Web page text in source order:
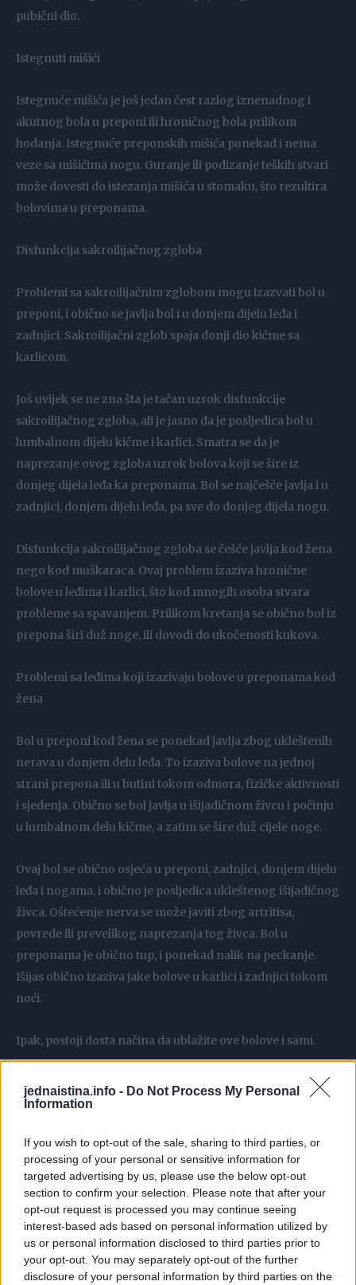
jednaistina.info - Do Not Process My Personal
Information
If you wish to opt-out of the sale, sharing to third parties, or
processing of your personal or sensitive information for
targeted advertising by us, please use the below opt-out
section to confirm your selection. Please note that after your
opt-out request is processed you may continue seeing
interest-based ads based on personal information utilized by
us or personal information disclosed to third parties prior to
your opt-out. You may separately opt-out of the further
disclosure of your personal information by third parties on the
pubični dio.
Istegnuti mišići
Istegnuće mišića je još jedan čest razlog iznenadnog i
akutnog bola u preponi ili hroničnog bola prilikom
hodanja. Istegnuće preponskih mišića ponekad i nema
veze sa mišićima nogu. Guranje ili podizanje teških stvari
može dovesti do istezanja mišića u stomaku, što rezultira
bolovima u preponama.
Disfunkcija sakroilijačnog zgloba
Problemi sa sakroilijačnim zglobom mogu izazvati bol u
preponi, i obično se javlja bol i u donjem dijelu leđa i
zadnjici. Sakroilijačni zglob spaja donji dio kičme sa
karlicom.
Još uvijek se ne zna šta je tačan uzrok disfunkcije
sakroilijačnog zgloba, ali je jasno da je posljedica bol u
lumbalnom dijelu kičme i karlici. Smatra se da je
naprezanje ovog zgloba uzrok bolova koji se šire iz
donjeg dijela leđa ka preponama. Bol se najčešće javlja i u
zadnjici, donjem dijelu leđa, pa sve do donjeg dijela nogu.
Disfunkcija sakroilijačnog zgloba se češće javlja kod žena
nego kod muškaraca. Ovaj problem izaziva hronične
bolove u leđima i karlici, što kod mnogih osoba stvara
probleme sa spavanjem. Prilikom kretanja se obično bol iz
prepona širi duž noge, ili dovodi do ukočenosti kukova.
Problemi sa leđima koji izazivaju bolove u preponama kod
žena
Bol u preponi kod žena se ponekad javlja zbog ukleštenih
nerava u donjem delu leđa. To izaziva bolove na jednoj
strani prepona ili u butini tokom odmora, fizičke aktivnosti
i sjedenja. Obično se bol javlja u išijadičnom živcu i počinju
u lumbalnom delu kičme, a zatim se šire duž cijele noge.
Ovaj bol se obično osjeća u preponi, zadnjici, donjem dijelu
leđa i nogama, i obično je posljedica ukleštenog išijadičnog
živca. Oštećenje nerva se može javiti zbog artritisa,
povrede ili prevelikog naprezanja tog živca. Bol u
preponama je obično tup, i ponekad nalik na peckanje.
Išijas obično izaziva jake bolove u karlici i zadnjici tokom
noći.
Ipak, postoji dosta načina da ublažite ove bolove i sami.
Infekcije koje izazivaju bol u preponama kod žena
upale i infekcije bešike, urinarnog trakta ili bubrega
takođe mogu izazvati bolove u preponama.
Infekcije urinarnog trakta su čest uzrok bola u preponama
Čest uzrok bolova u preponama kod žena jesu infekcije
urinarnog trakta. Mada ove infekcije mogu da se jave i kod